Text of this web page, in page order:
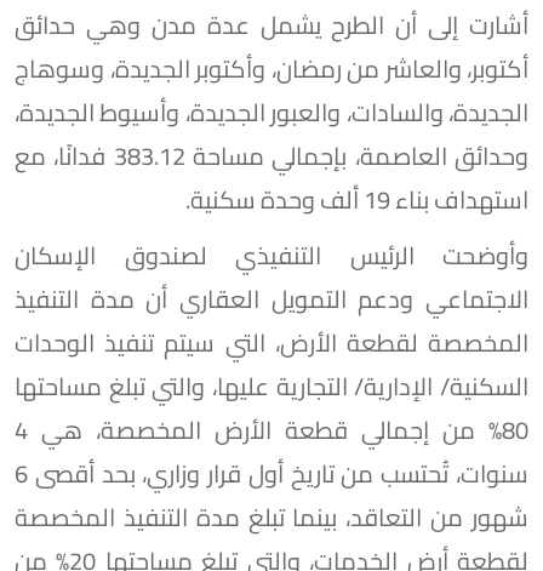
أشارت إلى أن الطرح يشمل عدة مدن وهي حدائق
أكتوبر، والعاشر من رمضان، وأكتوبر الجديدة، وسوهاج
الجديدة، والسادات، والعبور الجديدة، وأسيوط الجديدة،
وحدائق العاصمة، بإجمالي مساحة 383.12 فدانًا، مع
استهداف بناء 19 ألف وحدة سكنية.
وأوضحت الرئيس التنفيذي لصندوق الإسكان
الاجتماعي ودعم التمويل العقاري أن مدة التنفيذ
المخصصة لقطعة الأرض، التي سيتم تنفيذ الوحدات
السكنية/ الإدارية/ التجارية عليها، والتي تبلغ مساحتها
80% من إجمالي قطعة الأرض المخصصة، هي 4
سنوات، تُحتسب من تاريخ أول قرار وزاري، بحد أقصى 6
شهور من التعاقد، بينما تبلغ مدة التنفيذ المخصصة
لقطعة أرض الخدمات، والتي تبلغ مساحتها 20% من